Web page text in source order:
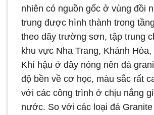
nhiên có nguồn gốc ở vùng đồi
trung được hình thành trong
theo dãy trường sơn, tập trung
khu vực Nha Trang, Khánh
Khí hậu ở đây nóng nên đá
độ bền về cơ học, màu sắc rất
với các công trình ở chịu nắng
nước. So với các loại đá